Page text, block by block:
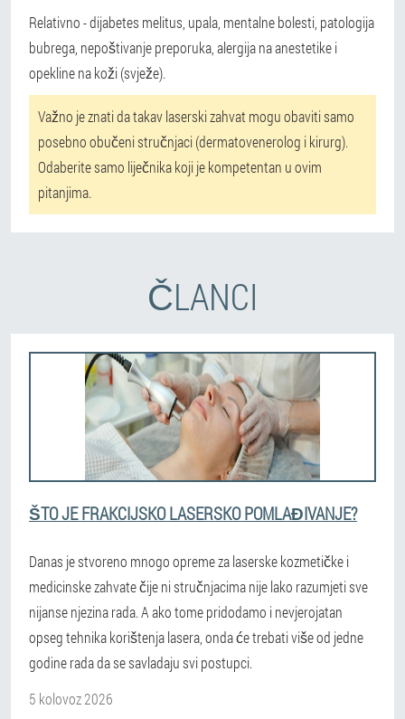
Relativno - dijabetes melitus, upala, mentalne bolesti, patologija
bubrega, nepoštivanje preporuka, alergija na anestetike i
opekline na koži (svježe).
Važno je znati da takav laserski zahvat mogu obaviti samo
posebno obučeni stručnjaci (dermatovenerolog i kirurg).
Odaberite samo liječnika koji je kompetentan u ovim
pitanjima.
ČLANCI
ŠTO JE FRAKCIJSKO LASERSKO POMLAĐIVANJE?
Danas je stvoreno mnogo opreme za laserske kozmetičke i
medicinske zahvate čije ni stručnjacima nije lako razumjeti sve
nijanse njezina rada. A ako tome pridodamo i nevjerojatan
opseg tehnika korištenja lasera, onda će trebati više od jedne
godine rada da se savladaju svi postupci.
5 kolovoz 2026